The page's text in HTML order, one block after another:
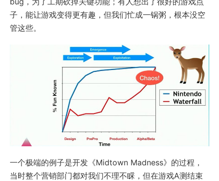
子，能让游戏变得更有趣，但我们忙成一锅粥，根本没空
管这些。
一个极端的例子是开发《Midtown Madness》的过程，
当时整个营销部门都对我们不理不睬，但在游戏A测结束